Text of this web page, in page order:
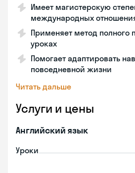
Имеет магистерскую
международных
Применяет метод полного
уроках
Помогает адаптировать
повседневной жизни
Читать дальше
Услуги и цены
Английский язык
Уроки